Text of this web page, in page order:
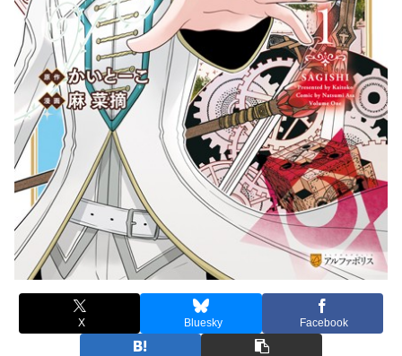
X Bluesky Facebook